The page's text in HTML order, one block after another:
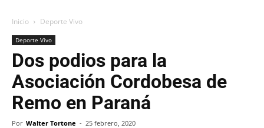
Inicio Deporte Vivo
Deporte Vivo
Dos podios para la
Asociación Cordobesa de
Remo en Paraná
Por Walter Tortone - 25 febrero, 2020